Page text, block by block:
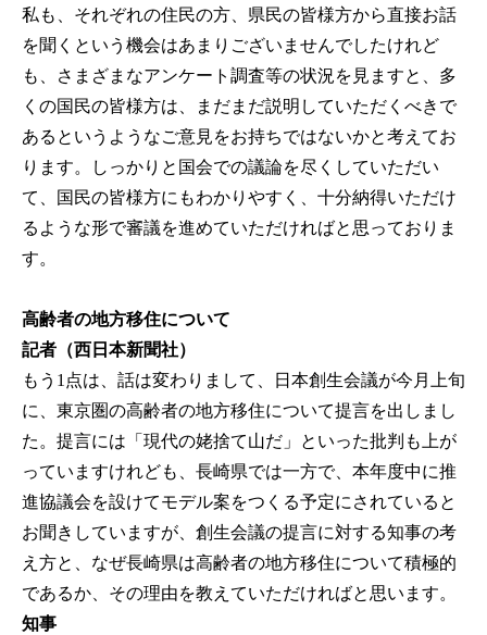
私も、それぞれの住民の方、県民の皆様方から直接お話
を聞くという機会はあまりございませんでしたけれど
も、さまざまなアンケート調査等の状況を見ますと、多
くの国民の皆様方は、まだまだ説明していただくべきで
あるというようなご意見をお持ちではないかと考えてお
ります。しっかりと国会での議論を尽くしていただい
て、国民の皆様方にもわかりやすく、十分納得いただけ
るような形で審議を進めていただければと思っておりま
す。
高齢者の地方移住について
記者（西日本新聞社）
もう1点は、話は変わりまして、日本創生会議が今月上旬
に、東京圏の高齢者の地方移住について提言を出しまし
た。提言には「現代の姥捨て山だ」といった批判も上が
っていますけれども、長崎県では一方で、本年度中に推
進協議会を設けてモデル案をつくる予定にされていると
お聞きしていますが、創生会議の提言に対する知事の考
え方と、なぜ長崎県は高齢者の地方移住について積極的
であるか、その理由を教えていただければと思います。
知事